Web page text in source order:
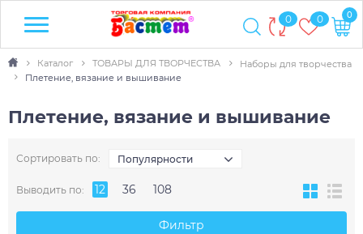
0 0 0
Каталог ТОВАРЫ ДЛЯ ТВОРЧЕСТВА
Наборы для творчества
Плетение, вязание и вышивание
Плетение, вязание и вышивание
Сортировать по: Популярности
Выводить по: 12 36 108
Фильтр